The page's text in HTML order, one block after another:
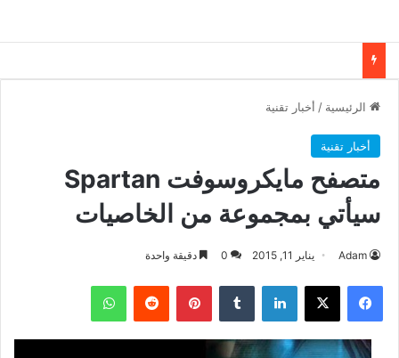
الرئيسية / أخبار تقنية
أخبار تقنية
متصفح مايكروسوفت Spartan
سيأتي بمجموعة من الخاصيات
Adam يناير 11, 2015 0 دقيقة واحدة
فيسبوك ‫X لينكدإن بينتيريست واتساب